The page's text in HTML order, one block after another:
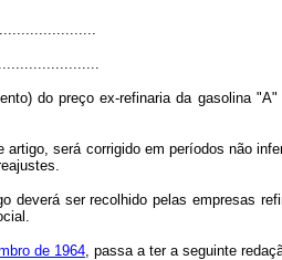
do preço ex-refinaria da gasolina
será corrigido em períodos não
deverá ser recolhido pelas empresas
de 1964 , passa a ter a seguinte